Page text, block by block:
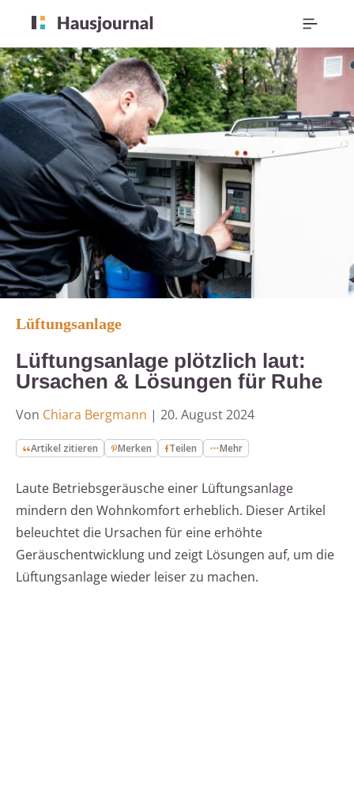
Lüftungsanlage
Lüftungsanlage plötzlich laut:
Ursachen & Lösungen für Ruhe
Von Chiara Bergmann | 20. August 2024
Artikel zitieren Merken Teilen Mehr
Laute Betriebsgeräusche einer Lüftungsanlage
mindern den Wohnkomfort erheblich. Dieser Artikel
beleuchtet die Ursachen für eine erhöhte
Geräuschentwicklung und zeigt Lösungen auf, um die
Lüftungsanlage wieder leiser zu machen.